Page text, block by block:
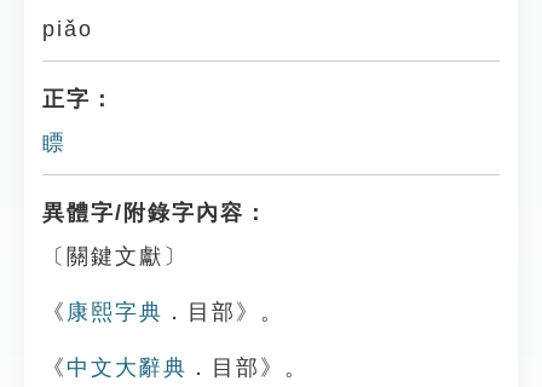
piǎo
正字：
瞟
異體字/附錄字內容：
〔關鍵文獻〕
《 康熙字典 ．目部》。
《 中文大辭典 ．目部》。